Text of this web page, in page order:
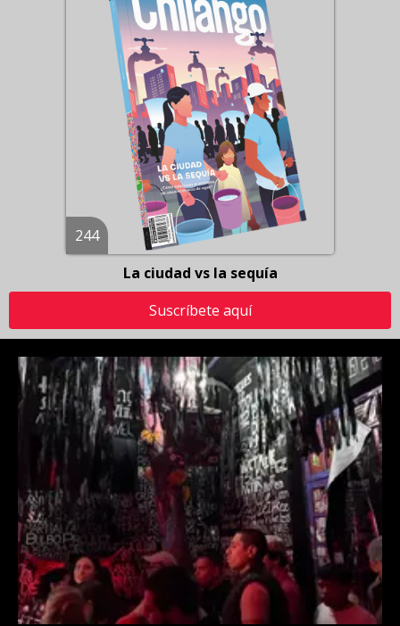
244
La ciudad vs la sequía
Suscríbete aquí